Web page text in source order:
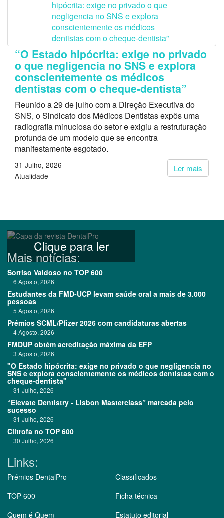
“O Estado hipócrita: exige no privado
o que negligencia no SNS e explora
conscientemente os médicos
dentistas com o cheque-dentista”
Reunido a 29 de julho com a Direção Executiva do
SNS, o Sindicato dos Médicos Dentistas expôs uma
radiografia minuciosa do setor e exigiu a restruturação
profunda de um modelo que se encontra
manifestamente esgotado.
Ler mais
31 Julho, 2026
Atualidade
Clique para ler
Mais notícias:
Sorriso Vaidoso no TOP 600
6 Agosto, 2026
Estudantes da FMD-UCP levam saúde oral a mais de 3.000
pessoas
5 Agosto, 2026
Prémios SCML/Pfizer 2026 com candidaturas abertas
4 Agosto, 2026
FMDUP obtém acreditação máxima da EFP
3 Agosto, 2026
"O Estado hipócrita: exige no privado o que negligencia no
SNS e explora conscientemente os médicos dentistas com o
cheque-dentista"
31 Julho, 2026
“Elevate Dentistry - Lisbon Masterclass” marcada pelo
sucesso
31 Julho, 2026
Clitrofa no TOP 600
30 Julho, 2026
Links:
Prémios DentalPro
TOP 600
Quem é Quem
Classificados
Ficha técnica
Estatuto editorial